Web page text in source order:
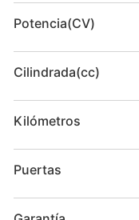
Potencia(CV)
Cilindrada(cc)
Kilómetros
Puertas